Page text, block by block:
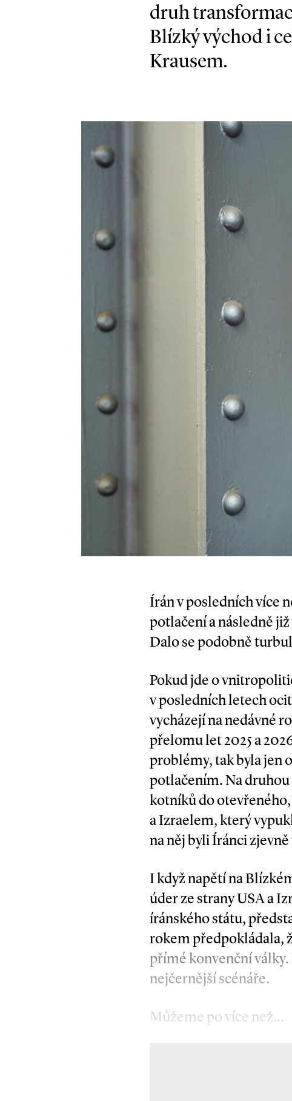
druh
Blízký východ i
Krausem.
Írán v posledních více
potlačení a následně
Dalo se podobně
Pokud jde o
v posledních letech
vycházejí na nedávné
přelomu let 2025 a
problémy, tak byla jen
potlačením. Na
kotníků do
a Izraelem, který
na něj byli Íránci
I když napětí na
úder ze strany USA a
íránského státu,
rokem předpokládala,
přímé konvenční
nejčernější scénáře.
Můžeme po více než…